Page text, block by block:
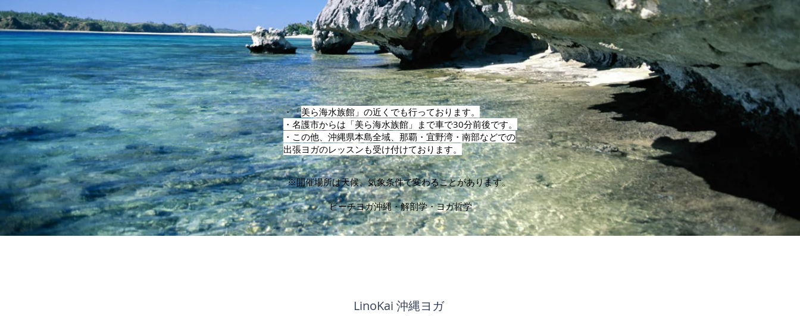
​・「美ら海水族館」の近くでも行っております。
・名護市からは「美ら海水族館」まで車で30分前後です。
・この他、沖縄県本島全域、那覇・宜野湾・南部などでの
出張ヨガのレッスンも受け付けております。
※​開催場所は天候、気象条件で変わることがあります。
ビーチヨガ沖縄・解剖学・ヨガ哲学
LinoKai 沖縄ヨガ